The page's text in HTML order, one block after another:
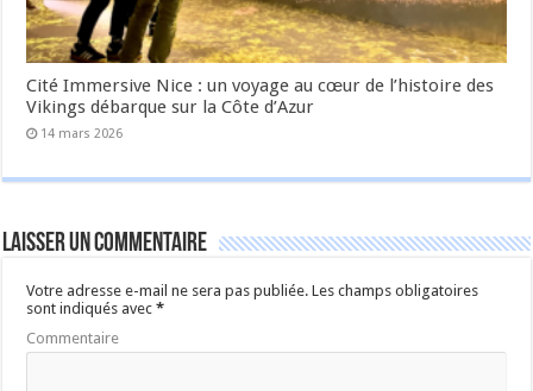
Cité Immersive Nice : un voyage au cœur de l’histoire des
Vikings débarque sur la Côte d’Azur
14 mars 2026
Laisser un commentaire
Votre adresse e-mail ne sera pas publiée. Les champs obligatoires
sont indiqués avec*
Commentaire